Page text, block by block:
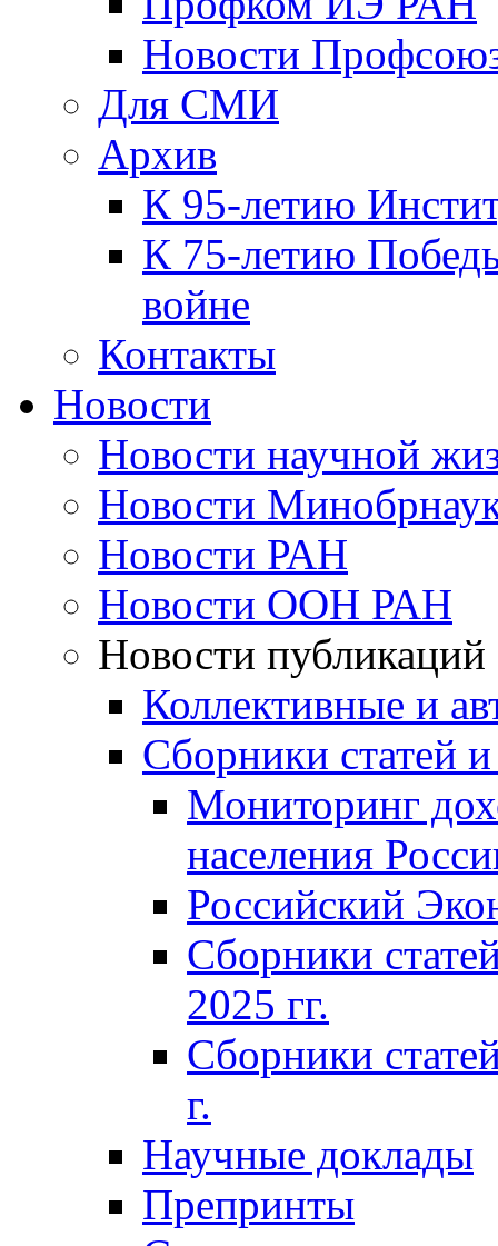
Новости
Для СМИ
Архив
К 95-летию
К 75-летию
войне
Контакты
Новости
Новости научной
Новости
Новости РАН
Новости ООН РАН
Новости публикаций
Коллективные и
Сборники статей
Мониторинг
населения
Российский
Сборники
2025 гг.
Сборники
г.
Научные доклады
Препринты